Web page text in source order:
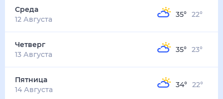
Среда
12 Августа
35° 22°
Четверг
13 Августа
35° 23°
Пятница
14 Августа
34° 22°